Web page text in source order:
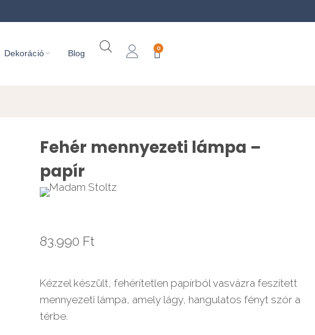
Dekoráció Blog
0
Fehér mennyezeti lámpa –
papír
83.990 Ft
Kézzel készült, fehérítetlen papírból vasvázra feszített
mennyezeti lámpa, amely lágy, hangulatos fényt szór a
térbe.